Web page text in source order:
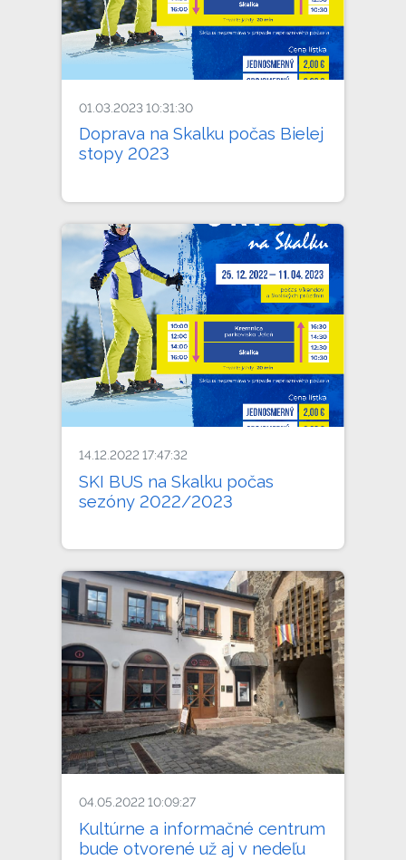
01.03.2023 10:31:30
Doprava na Skalku počas Bielej
stopy 2023
14.12.2022 17:47:32
SKI BUS na Skalku počas
sezóny 2022/2023
04.05.2022 10:09:27
Kultúrne a informačné centrum
bude otvorené už aj v nedeľu